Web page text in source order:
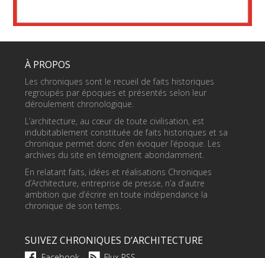
À PROPOS
Les chroniques sont le recueil de faits historiques
regroupés par époques et présentés selon leur
déroulement chronologique.
L’architecture, au cœur de toute civilisation, est
indubitablement constituée de faits historiques et sa
chronique permet donc d’en évoquer l’époque. Les
archives du site en témoignent abondamment.
En relatant faits, idées et réalisations Chroniques
d’Architecture, entreprise de presse, n’a d’autre
ambition que d’écrire en toute indépendance la
chronique de son temps.
SUIVEZ CHRONIQUES D’ARCHITECTURE